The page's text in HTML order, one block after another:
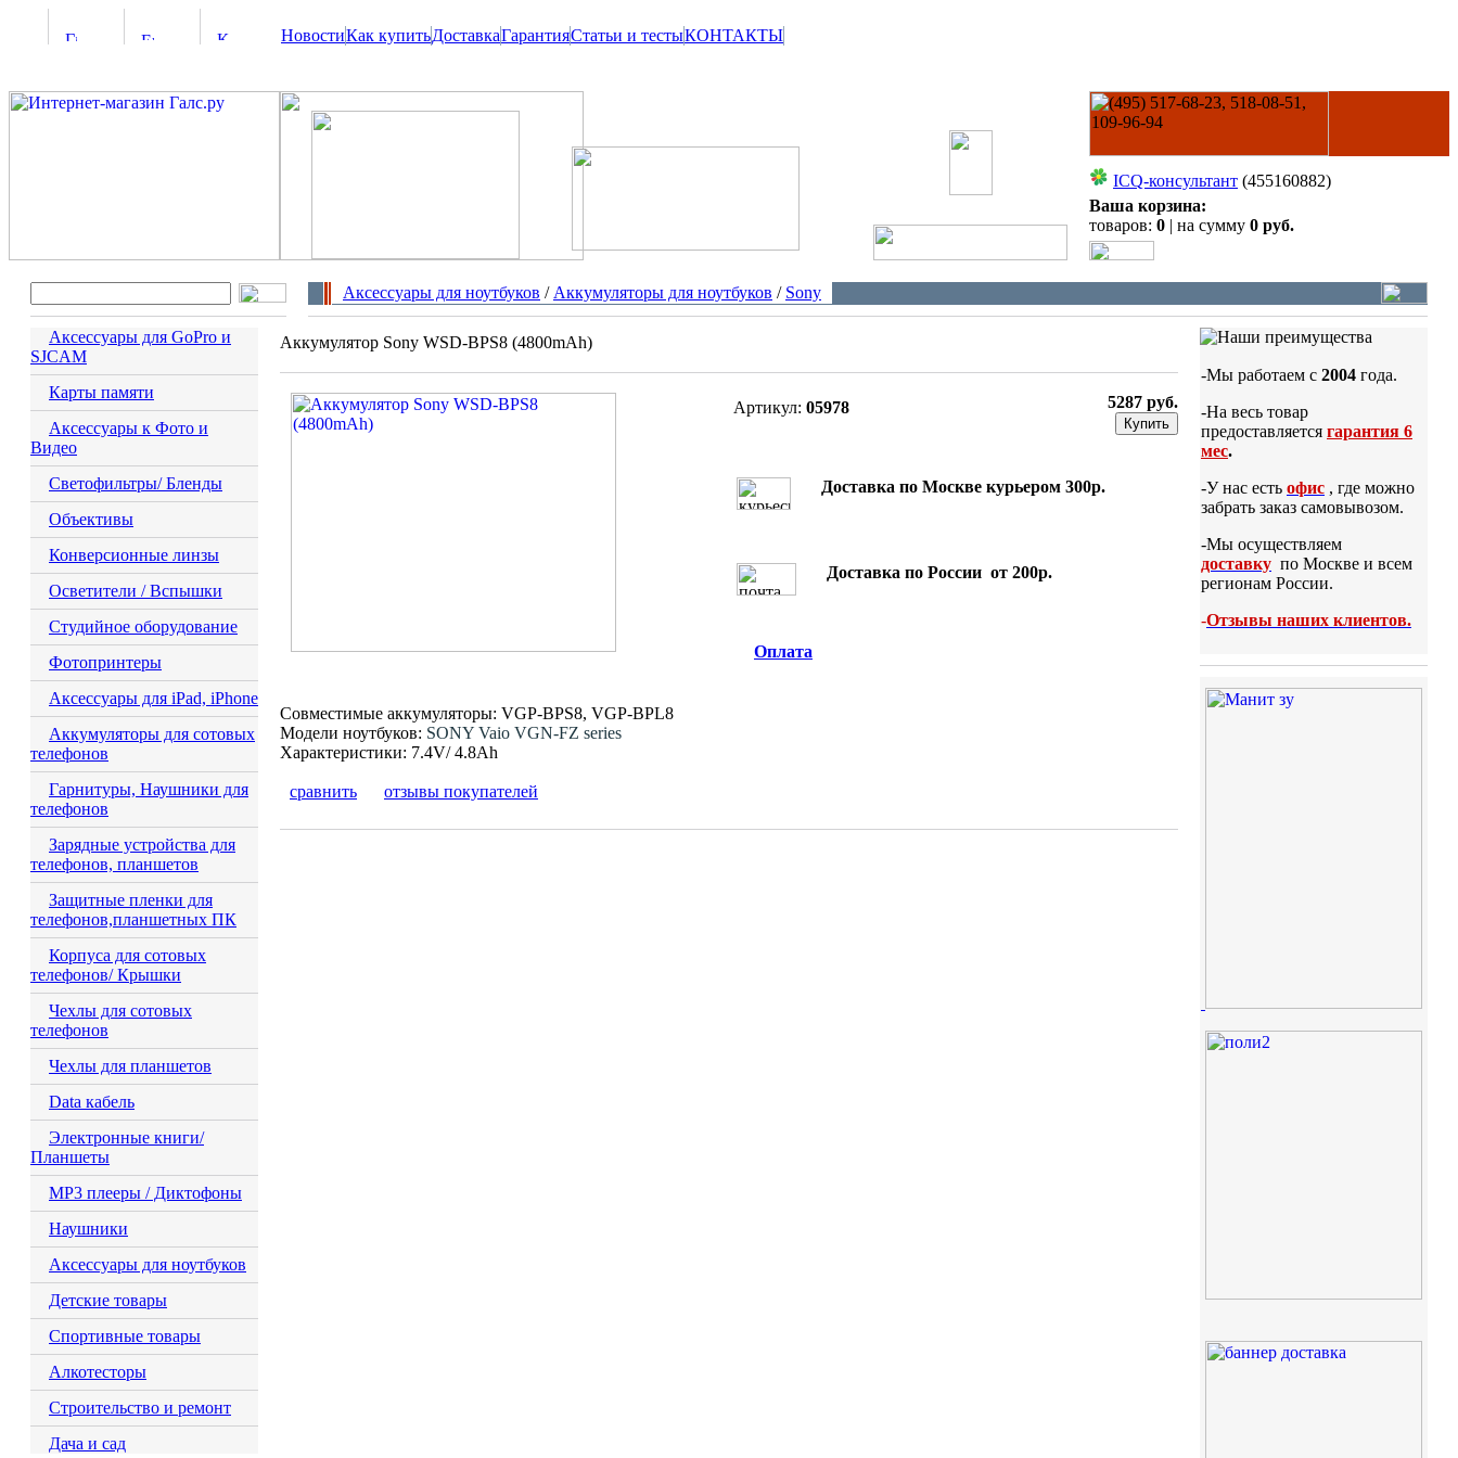
НовостиКак купитьДоставкаГарантияСтатьи и тестыКОНТАКТЫ
ICQ-консультант (455160882)
Ваша корзина:
товаров: 0 | на сумму 0 руб.
Аксессуары для ноутбуков / Аккумуляторы для ноутбуков / Sony
Аксессуары для GoPro и
SJCAM
Карты памяти
Аксессуары к Фото и
Видео
Светофильтры/ Бленды
Объективы
Конверсионные линзы
Осветители / Вспышки
Студийное оборудование
Фотопринтеры
Аксессуары для iPad, iPhone
Аккумуляторы для сотовых
телефонов
Гарнитуры, Наушники для
телефонов
Зарядные устройства для
телефонов, планшетов
Защитные пленки для
телефонов,планшетных ПК
Корпуса для сотовых
телефонов/ Крышки
Чехлы для сотовых
телефонов
Чехлы для планшетов
Data кабель
Электронные книги/
Планшеты
MP3 плееры / Диктофоны
Наушники
Аксессуары для ноутбуков
Детские товары
Спортивные товары
Алкотесторы
Строительство и ремонт
Дача и сад
Аккумулятор Sony WSD-BPS8 (4800mAh)
Артикул: 05978 5287 руб.
Купить
Доставка по Москве курьером 300р.
Доставка по России от 200р.
Оплата
Совместимые аккумуляторы: VGP-BPS8, VGP-BPL8
Модели ноутбуков: SONY Vaio VGN-FZ series
Характеристики: 7.4V/ 4.8Ah
сравнить отзывы покупателей
-Мы работаем с 2004 года.
-На весь товар
предоставляется гарантия 6
мес.
-У нас есть офис , где можно
забрать заказ самовывозом.
-Мы осуществляем
доставку по Москве и всем
регионам России.
-Отзывы наших клиентов.